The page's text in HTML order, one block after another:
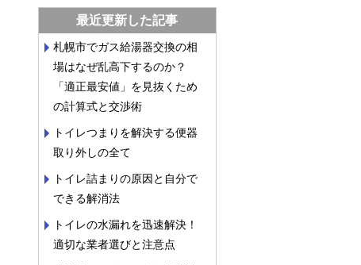
最近更新した記事
札幌市でガス給湯器交換の相
場はなぜ乱高下するのか？
「適正最安値」を見抜くため
の計算式と交渉術
トイレつまりを解決する便器
取り外しの全て
トイレ詰まりの原因と自分で
できる解消法
トイレの水漏れを迅速解決！
適切な業者選びと注意点